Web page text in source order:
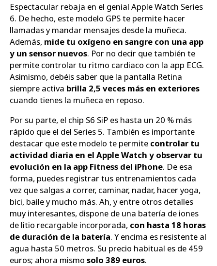
Espectacular rebaja en el genial Apple Watch Series
6. De hecho, este modelo GPS te permite hacer
llamadas y mandar mensajes desde la muñeca.
Además, mide tu oxígeno en sangre con una app
y un sensor nuevos. Por no decir que también te
permite controlar tu ritmo cardiaco con la app ECG.
Asimismo, debéis saber que la pantalla Retina
siempre activa brilla 2,5 veces más en exteriores
cuando tienes la muñeca en reposo.
Por su parte, el chip S6 SiP es hasta un 20 % más
rápido que el del Series 5. También es importante
destacar que este modelo te permite controlar tu
actividad diaria en el Apple Watch y observar tu
evolución en la app Fitness del iPhone. De esa
forma, puedes registrar tus entrenamientos cada
vez que salgas a correr, caminar, nadar, hacer yoga,
bici, baile y mucho más. Ah, y entre otros detalles
muy interesantes, dispone de una batería de iones
de litio recargable incorporada, con hasta 18 horas
de duración de la batería. Y encima es resistente al
agua hasta 50 metros. Su precio habitual es de 459
euros; ahora mismo solo 389 euros.